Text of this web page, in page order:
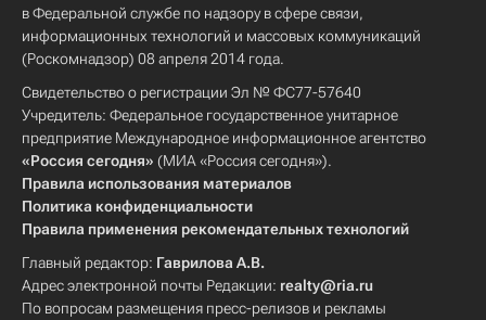
в Федеральной службе по надзору в сфере связи,
информационных технологий и массовых коммуникаций
(Роскомнадзор) 08 апреля 2014 года.
Свидетельство о регистрации Эл № ФС77-57640
Учредитель: Федеральное государственное унитарное
предприятие Международное информационное агентство
«Россия сегодня» (МИА «Россия сегодня»).
Правила использования материалов
Политика конфиденциальности
Правила применения рекомендательных технологий
Главный редактор: Гаврилова А.В.
Адрес электронной почты Редакции: realty@ria.ru
По вопросам размещения пресс-релизов и рекламы